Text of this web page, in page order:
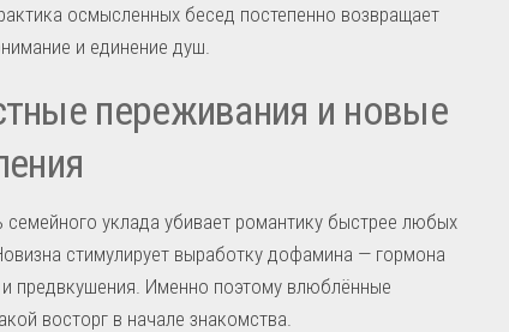
осмысленных бесед постепенно возвращает
и единение душ.
переживания и новые
уклада убивает романтику быстрее любых
стимулирует выработку дофамина — гормона
предвкушения. Именно поэтому влюблённые
восторг в начале знакомства.